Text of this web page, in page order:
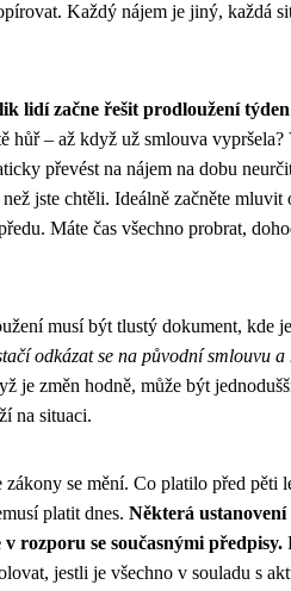
Každý nájem je jiný, každá
lidí začne řešit prodloužení
hůř – až když už smlouva vypršela?
převést na nájem na dobu
jste chtěli. Ideálně začněte mluvit
Máte čas všechno probrat,
musí být tlustý dokument, kde
odkázat se na původní smlouvu a
je změn hodně, může být
na situaci.
zákony se mění. Co platilo před pěti
platit dnes. Některá ustanovení
rozporu se současnými předpisy.
jestli je všechno v souladu s